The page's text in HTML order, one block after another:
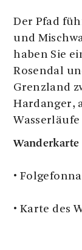
Der Pfad
und
haben Sie
Rosendal
Grenzland
Hardanger,
Wanderkarte
•
• Karte des